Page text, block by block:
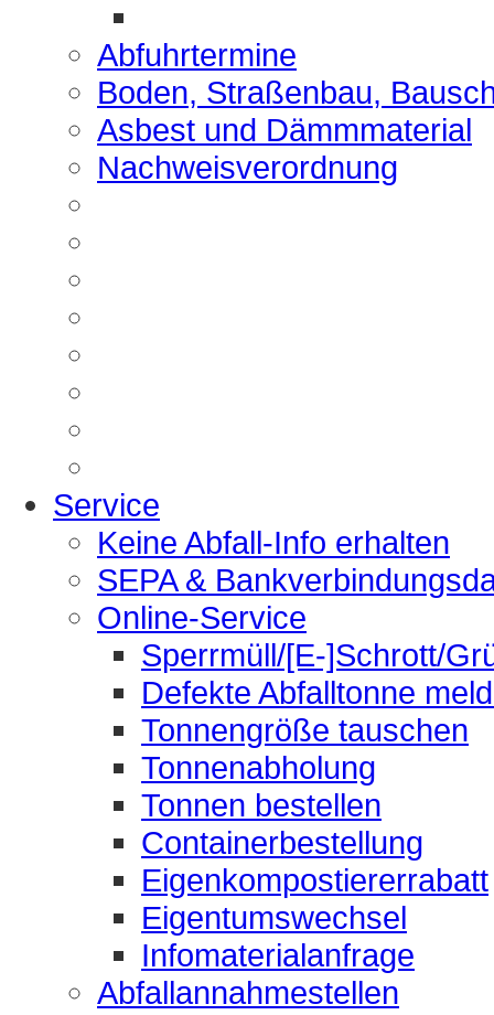
Abfuhrtermine
Boden, Straßenbau,
Asbest und Dämmmaterial
Nachweisverordnung
Service
Keine Abfall-Info erhalten
SEPA &
Online-Service
Sperrmüll/[E-]Schrott/
Defekte Abfalltonne
Tonnengröße tauschen
Tonnenabholung
Tonnen bestellen
Containerbestellung
Eigenkompostiererrabatt
Eigentumswechsel
Infomaterialanfrage
Abfallannahmestellen